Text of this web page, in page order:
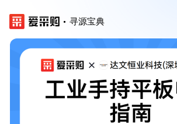
寻源宝典